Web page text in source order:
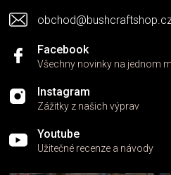
Facebook
Všechny novinky na jednom
Instagram
Zážitky z našich výprav
Youtube
Užitečné recenze a návody